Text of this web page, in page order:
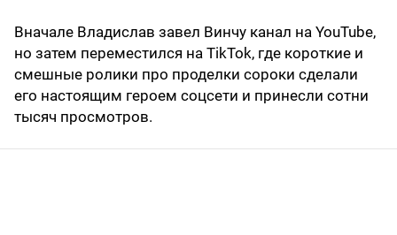
Вначале Владислав завел Винчу канал на YouTube,
но затем переместился на TikTok, где короткие и
смешные ролики про проделки сороки сделали
его настоящим героем соцсети и принесли сотни
тысяч просмотров.